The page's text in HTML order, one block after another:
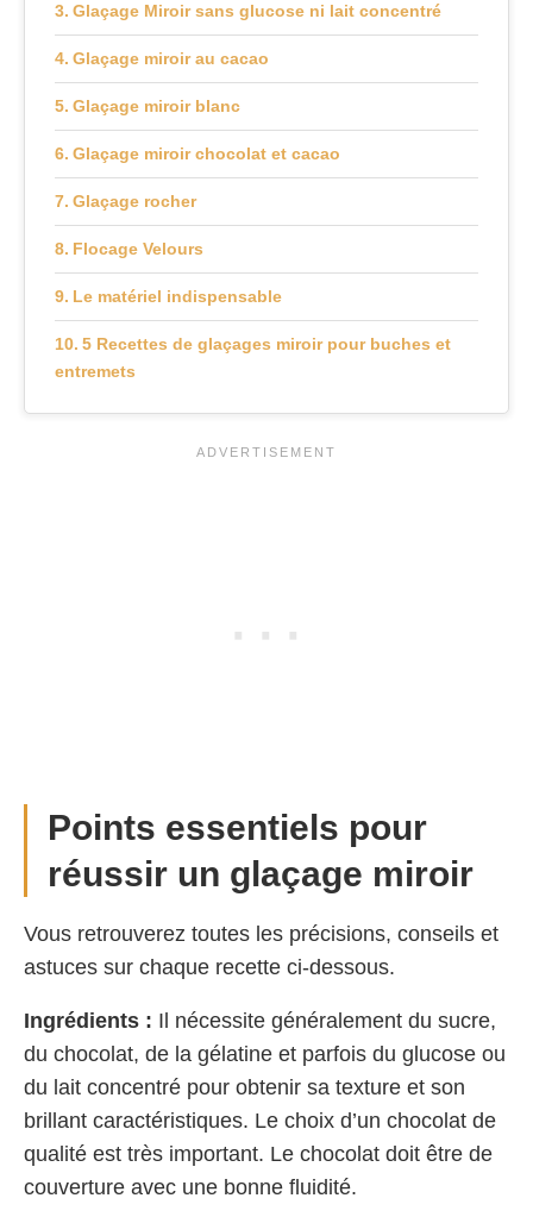
Glaçage Miroir sans glucose ni lait concentré
Glaçage miroir au cacao
Glaçage miroir blanc
Glaçage miroir chocolat et cacao
Glaçage rocher
Flocage Velours
Le matériel indispensable
5 Recettes de glaçages miroir pour buches et
entremets
Points essentiels pour
réussir un glaçage miroir
Vous retrouverez toutes les précisions, conseils et
astuces sur chaque recette ci-dessous.
Ingrédients : Il nécessite généralement du sucre,
du chocolat, de la gélatine et parfois du glucose ou
du lait concentré pour obtenir sa texture et son
brillant caractéristiques. Le choix d’un chocolat de
qualité est très important. Le chocolat doit être de
couverture avec une bonne fluidité.